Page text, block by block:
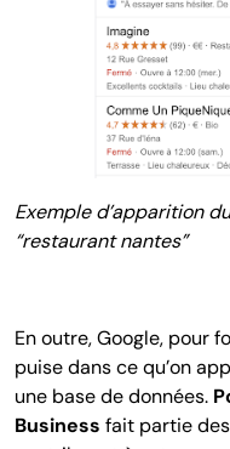
Exemple d’apparition
“restaurant nantes”
En outre, Google, pour
puise dans ce qu’on
une base de données.
Business fait partie